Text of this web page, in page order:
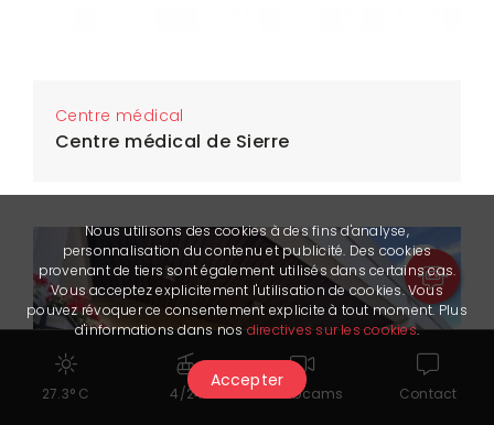
Centre médical
Centre médical de Sierre
27.3° C 4/24 Webcams Contact
Nous utilisons des cookies à des fins d'analyse,
personnalisation du contenu et publicité. Des cookies
provenant de tiers sont également utilisés dans certains cas.
Vous acceptez explicitement l'utilisation de cookies. Vous
pouvez révoquer ce consentement explicite à tout moment. Plus
d'informations dans nos directives sur les cookies.
Accepter